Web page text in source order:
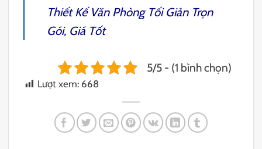
Thiết Kế Văn Phòng Tối GiảnTrọn
Gói, Giá Tốt
5/5 - (1 bình chọn)
Lượt xem: 668